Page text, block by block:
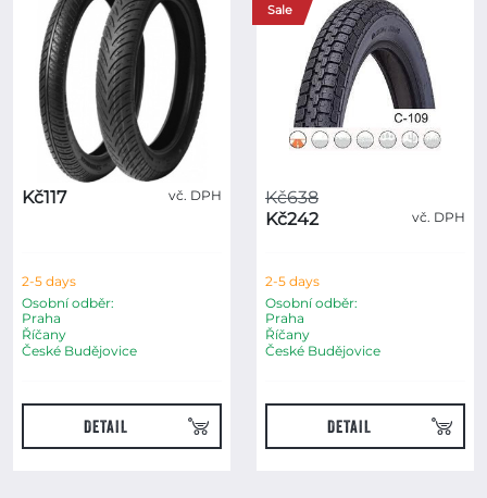
Kč117 vč. DPH
2-5 days
Osobní odběr:
Praha
Říčany
České Budějovice
DETAIL
Sale
Kč638
Kč242
vč. DPH
2-5 days
Osobní odběr:
Praha
Říčany
České Budějovice
DETAIL